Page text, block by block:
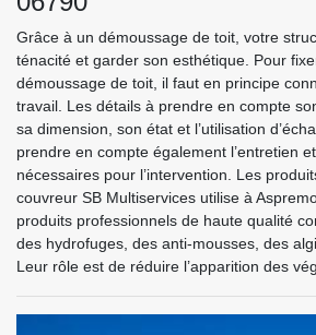
Grâce à un démoussage de toit, votre
ténacité et garder son esthétique. Pour
démoussage de toit, il faut en principe
travail. Les détails à prendre en compte
sa dimension, son état et l’utilisation
prendre en compte également l’entretien
nécessaires pour l’intervention. Les
couvreur SB Multiservices utilise à
produits professionnels de haute qualité
des hydrofuges, des anti-mousses, des
Leur rôle est de réduire l’apparition des